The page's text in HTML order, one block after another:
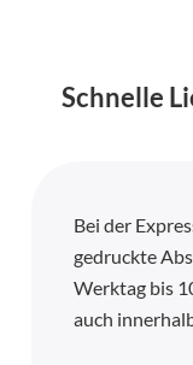
Schnelle
Bei der
gedruckte
Werktag bis
auch